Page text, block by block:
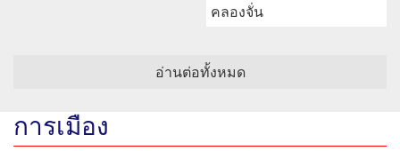
คลองจั่น
อ่านต่อทั้งหมด
การเมือง